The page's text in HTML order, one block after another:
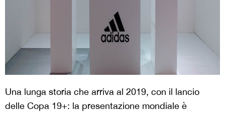
Una lunga storia che arriva al 2019, con il lancio
delle Copa 19+: la presentazione mondiale è